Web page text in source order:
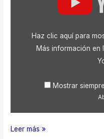
Haz clic aquí para
Más información en
Mostrar
Roque
Leer más »